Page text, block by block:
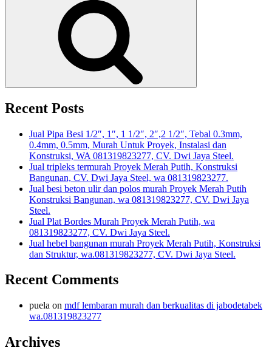
Recent Posts
Jual Pipa Besi 1/2″, 1″, 1 1/2″, 2″,2 1/2″, Tebal 0.3mm,
0.4mm, 0.5mm, Murah Untuk Proyek, Instalasi dan
Konstruksi, WA 081319823277, CV. Dwi Jaya Steel.
Jual tripleks termurah Proyek Merah Putih, Konstruksi
Bangunan, CV. Dwi Jaya Steel, wa 081319823277.
Jual besi beton ulir dan polos murah Proyek Merah Putih
Konstruksi Bangunan, wa 081319823277, CV. Dwi Jaya
Steel.
Jual Plat Bordes Murah Proyek Merah Putih, wa
081319823277, CV. Dwi Jaya Steel.
Jual hebel bangunan murah Proyek Merah Putih, Konstruksi
dan Struktur, wa.081319823277, CV. Dwi Jaya Steel.
Recent Comments
puela on mdf lembaran murah dan berkualitas di jabodetabek
wa.081319823277
Archives